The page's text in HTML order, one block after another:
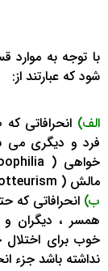
با توجه به موارد
شود که عبارتند از:
الف) انحرافاتی
مالش ( Frotteurism )
ب) انحرافاتی که
همسر ، دیگران
خوب برای
نداشته باشد جزء